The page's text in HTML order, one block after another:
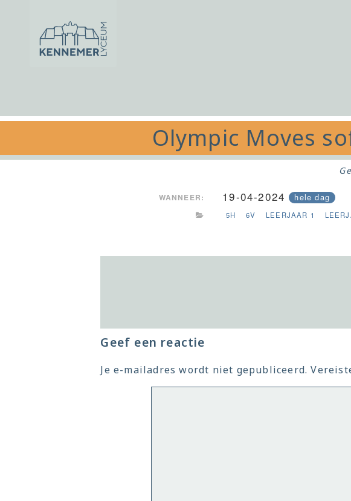
Olympic Moves
WANNEER: 19-04-2024 hele dag
5H 6V LEERJAAR 1
Geef een reactie
Je e-mailadres wordt niet gepubliceerd.